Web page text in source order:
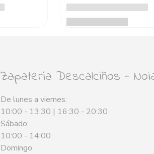
Zapatería Descalciños -
De lunes a viernes:
10:00 - 13:30 | 16:30 - 20:30
Sábado:
10:00 - 14:00
Domingo